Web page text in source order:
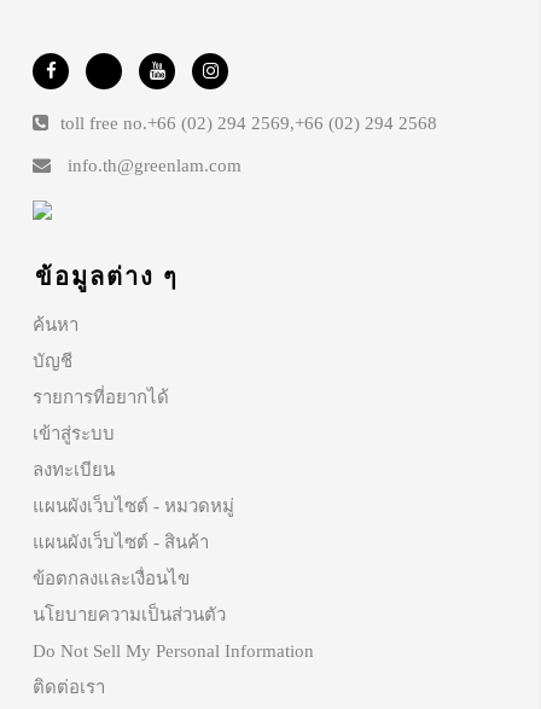
toll free no.+66 (02) 294 2569,+66 (02) 294 2568
info.th@greenlam.com
ข้อมูลต่าง ๆ
ค้นหา
บัญชี
รายการที่อยากได้
เข้าสู่ระบบ
ลงทะเบียน
แผนผังเว็บไซต์ - หมวดหมู่
แผนผังเว็บไซต์ - สินค้า
ข้อตกลงและเงื่อนไข
นโยบายความเป็นส่วนตัว
Do Not Sell My Personal Information
ติดต่อเรา